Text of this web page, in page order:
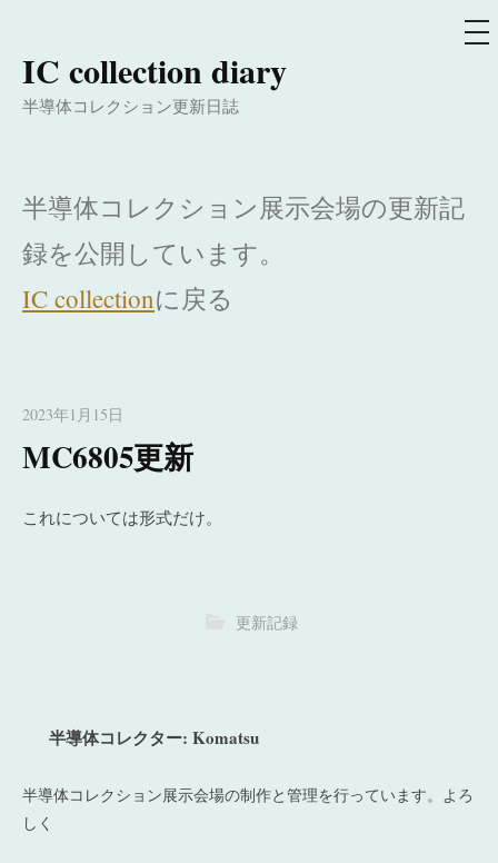
コ
ン
へ
ス
ッ
IC collection diary
半導体コレクション更新日誌
メ
ニ
半導体コレクション展示会場の更新記
録を公開しています。
IC collectionに戻る
2023年1月15日
MC6805更新
これについては形式だけ。
更新記録
半導体コレクター: Komatsu
半導体コレクション展示会場の制作と管理を行っています。よろ
しく